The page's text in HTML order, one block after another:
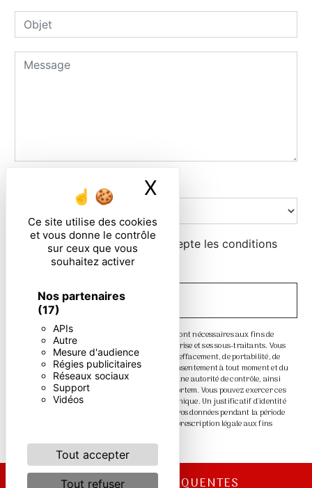
Ce site utilise des cookies
et vous donne le contrôle
sur ceux que vous
souhaitez activer
Nos partenaires
(17)
APIs
Autre
Mesure d'audience
Régies publicitaires
Réseaux sociaux
Support
Vidéos
Tout accepter
Tout refuser
X
Combien font trois plus dix
En cochant cette case, j'accepte les conditions
particulières ci-dessous **
** Les données personnelles communiquées sont nécessaires aux fins de
vous contacter. Elles sont destinées à l'entreprise et ses sous-traitants. Vous
disposez de droits d’accès, de rectification, d’effacement, de portabilité, de
limitation, d’opposition, de retrait de votre consentement à tout moment et du
droit d’introduire une réclamation auprès d’une autorité de contrôle, ainsi
que d’organiser le sort de vos données post-mortem. Vous pouvez exercer ces
droits par voie postale ou par courrier électronique. Un justificatif d'identité
pourra vous être demandé. Nous conservons vos données pendant la période
de prise de contact puis pendant la durée de prescription légale aux fins
RECHERCHES FRÉQUENTES